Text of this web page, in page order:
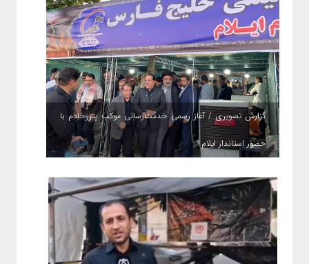
گزارش تصویری / آغاز رسمی خدمت‌رسانی موکب پتروخادم با
حضور استاندار ایلام